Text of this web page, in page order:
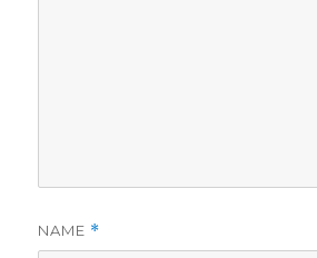
NAME *